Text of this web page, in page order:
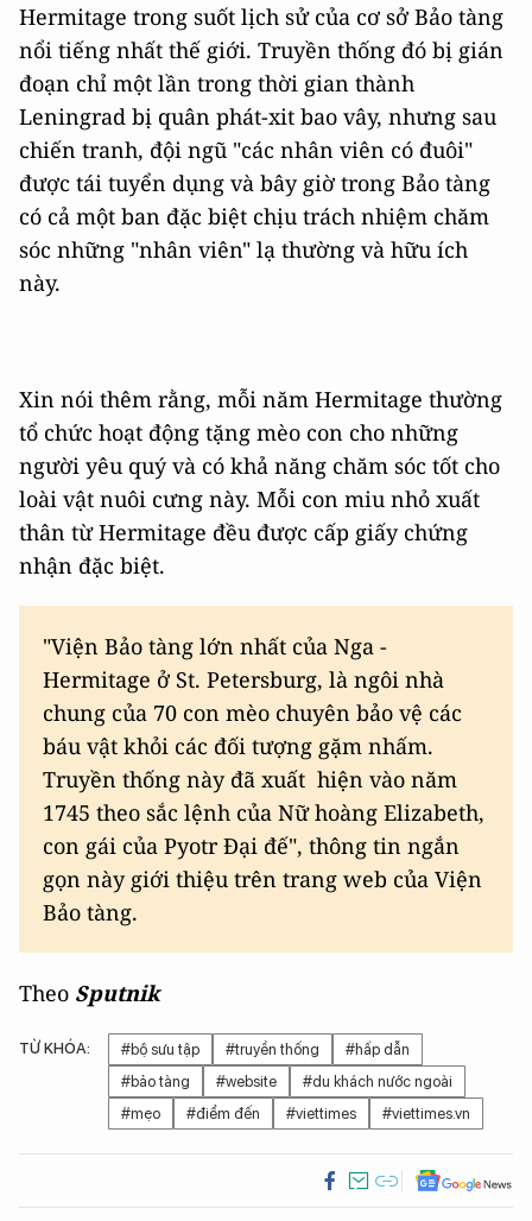
Hermitage trong suốt lịch sử của cơ sở Bảo tàng
nổi tiếng nhất thế giới. Truyền thống đó bị gián
đoạn chỉ một lần trong thời gian thành
Leningrad bị quân phát-xit bao vây, nhưng sau
chiến tranh, đội ngũ "các nhân viên có đuôi"
được tái tuyển dụng và bây giờ trong Bảo tàng
có cả một ban đặc biệt chịu trách nhiệm chăm
sóc những "nhân viên" lạ thường và hữu ích
này.
Xin nói thêm rằng, mỗi năm Hermitage thường
tổ chức hoạt động tặng mèo con cho những
người yêu quý và có khả năng chăm sóc tốt cho
loài vật nuôi cưng này. Mỗi con miu nhỏ xuất
thân từ Hermitage đều được cấp giấy chứng
nhận đặc biệt.
"Viện Bảo tàng lớn nhất của Nga -
Hermitage ở St. Petersburg, là ngôi nhà
chung của 70 con mèo chuyên bảo vệ các
báu vật khỏi các đối tượng gặm nhấm.
Truyền thống này đã xuất hiện vào năm
1745 theo sắc lệnh của Nữ hoàng Elizabeth,
con gái của Pyotr Đại đế", thông tin ngắn
gọn này giới thiệu trên trang web của Viện
Bảo tàng.
Theo Sputnik
TỪ KHÓA: #bộ sưu tập #truyền thống
#hấp dẫn
#bảo tàng
#website
#du khách nước ngoài
#mẹo
#điểm đến #viettimes #viettimes.vn